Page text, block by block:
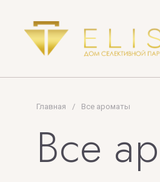
Главная / Все ароматы
Все